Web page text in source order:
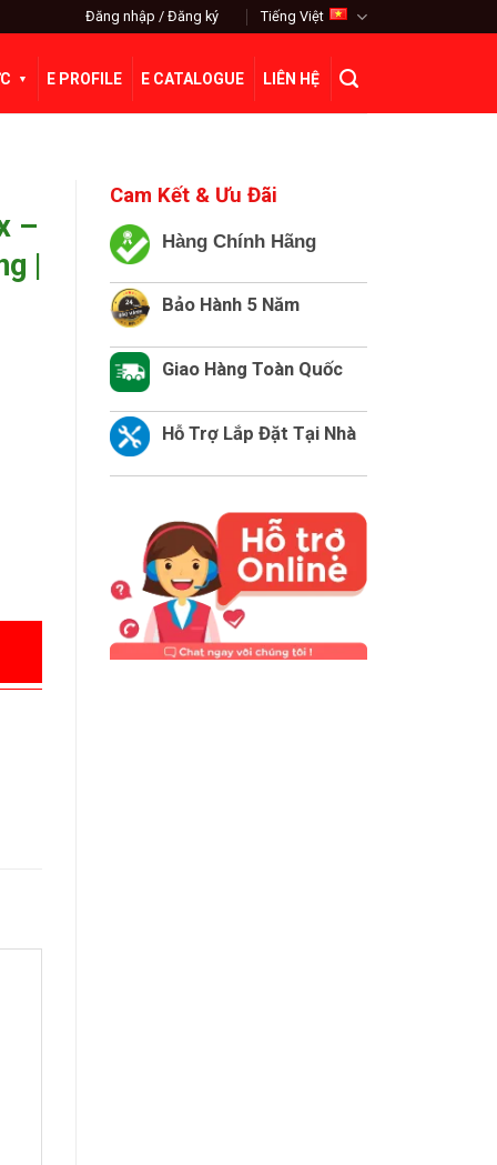
Đăng nhập / Đăng ký Tiếng Việt
E PROFILE E CATALOGUE LIÊN HỆ
Cam Kết & Ưu Đãi
Hàng Chính Hãng
Bảo Hành 5 Năm
Giao Hàng Toàn Quốc
Hỗ Trợ Lắp Đặt Tại Nhà
–
|